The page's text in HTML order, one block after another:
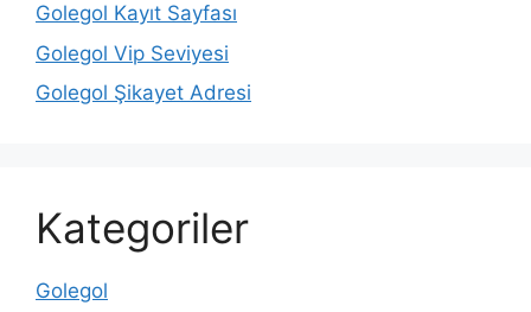
Golegol Kayıt Sayfası
Golegol Vip Seviyesi
Golegol Şikayet Adresi
Kategoriler
Golegol